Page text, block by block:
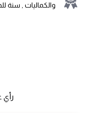
والكماليات , سنة
رأي